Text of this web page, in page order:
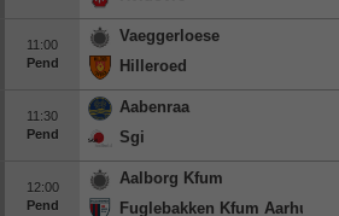
11:00
Pend
Vaeggerloese
Hilleroed
11:30
Pend
Aabenraa
Sgi
12:00
Pend
Aalborg Kfum
Fuglebakken Kfum Aarhus